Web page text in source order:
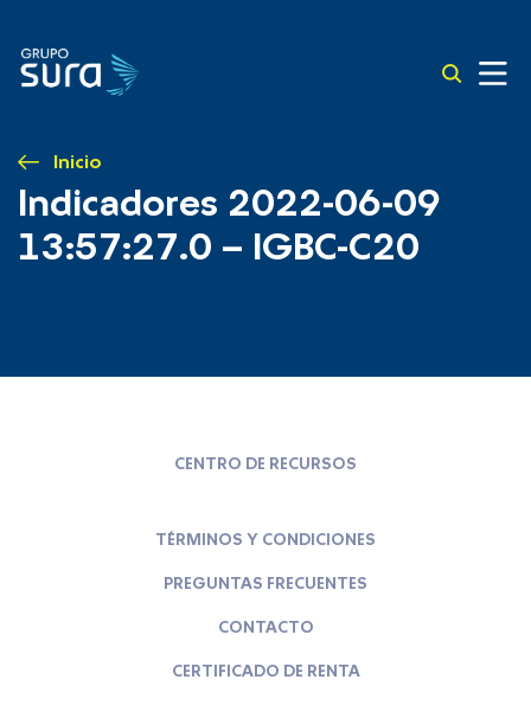
Inicio
Indicadores 2022-06-09
13:57:27.0 – IGBC-C20
CENTRO DE RECURSOS
TÉRMINOS Y CONDICIONES
PREGUNTAS FRECUENTES
CONTACTO
CERTIFICADO DE RENTA